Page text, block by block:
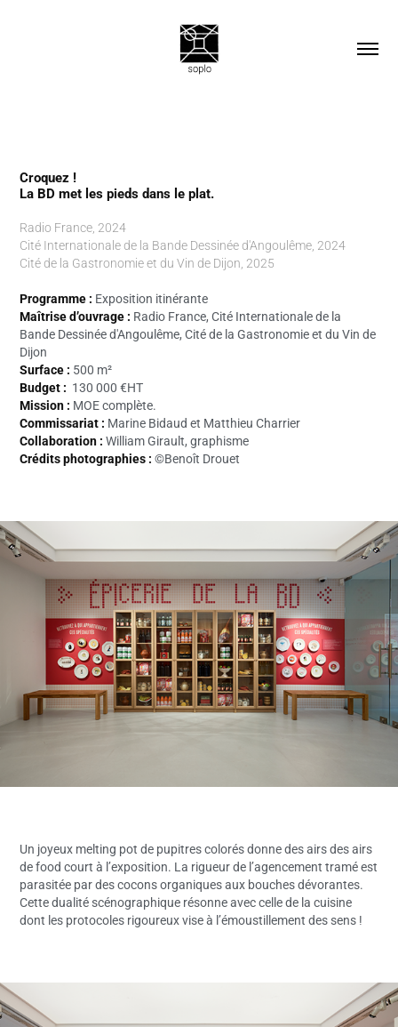
Croquez !
La BD met les pieds dans le plat.
Radio France, 2024
Cité Internationale de la Bande Dessinée d'Angoulême, 2024
Cité de la Gastronomie et du Vin de Dijon, 2025
Programme : Exposition itinérante
Maîtrise d’ouvrage : Radio France, Cité Internationale de la
Bande Dessinée d'Angoulême, Cité de la Gastronomie et du Vin de
Dijon
Surface : 500 m²
Budget : 130 000€HT
Mission : MOE complète.
Commissariat : Marine Bidaud et Matthieu Charrier
Collaboration : William Girault, graphisme
Crédits photographies : ©Benoît Drouet
Un joyeux melting pot de pupitres colorés donne des airs des airs
de food court à l’exposition. La rigueur de l’agencement tramé est
parasitée par des cocons organiques aux bouches dévorantes.
Cette dualité scénographique résonne avec celle de la cuisine
dont les protocoles rigoureux vise à l’émoustillement des sens !